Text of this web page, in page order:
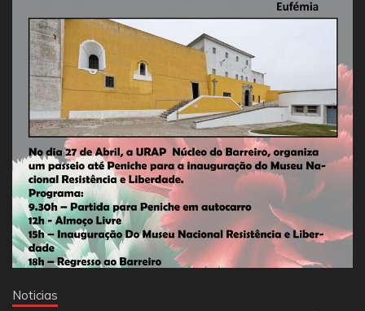
Noticias